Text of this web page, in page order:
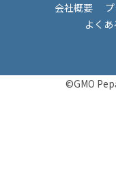
会社概要
よく
©GMO